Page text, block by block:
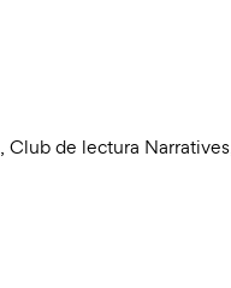
, Club de lectura Narratives